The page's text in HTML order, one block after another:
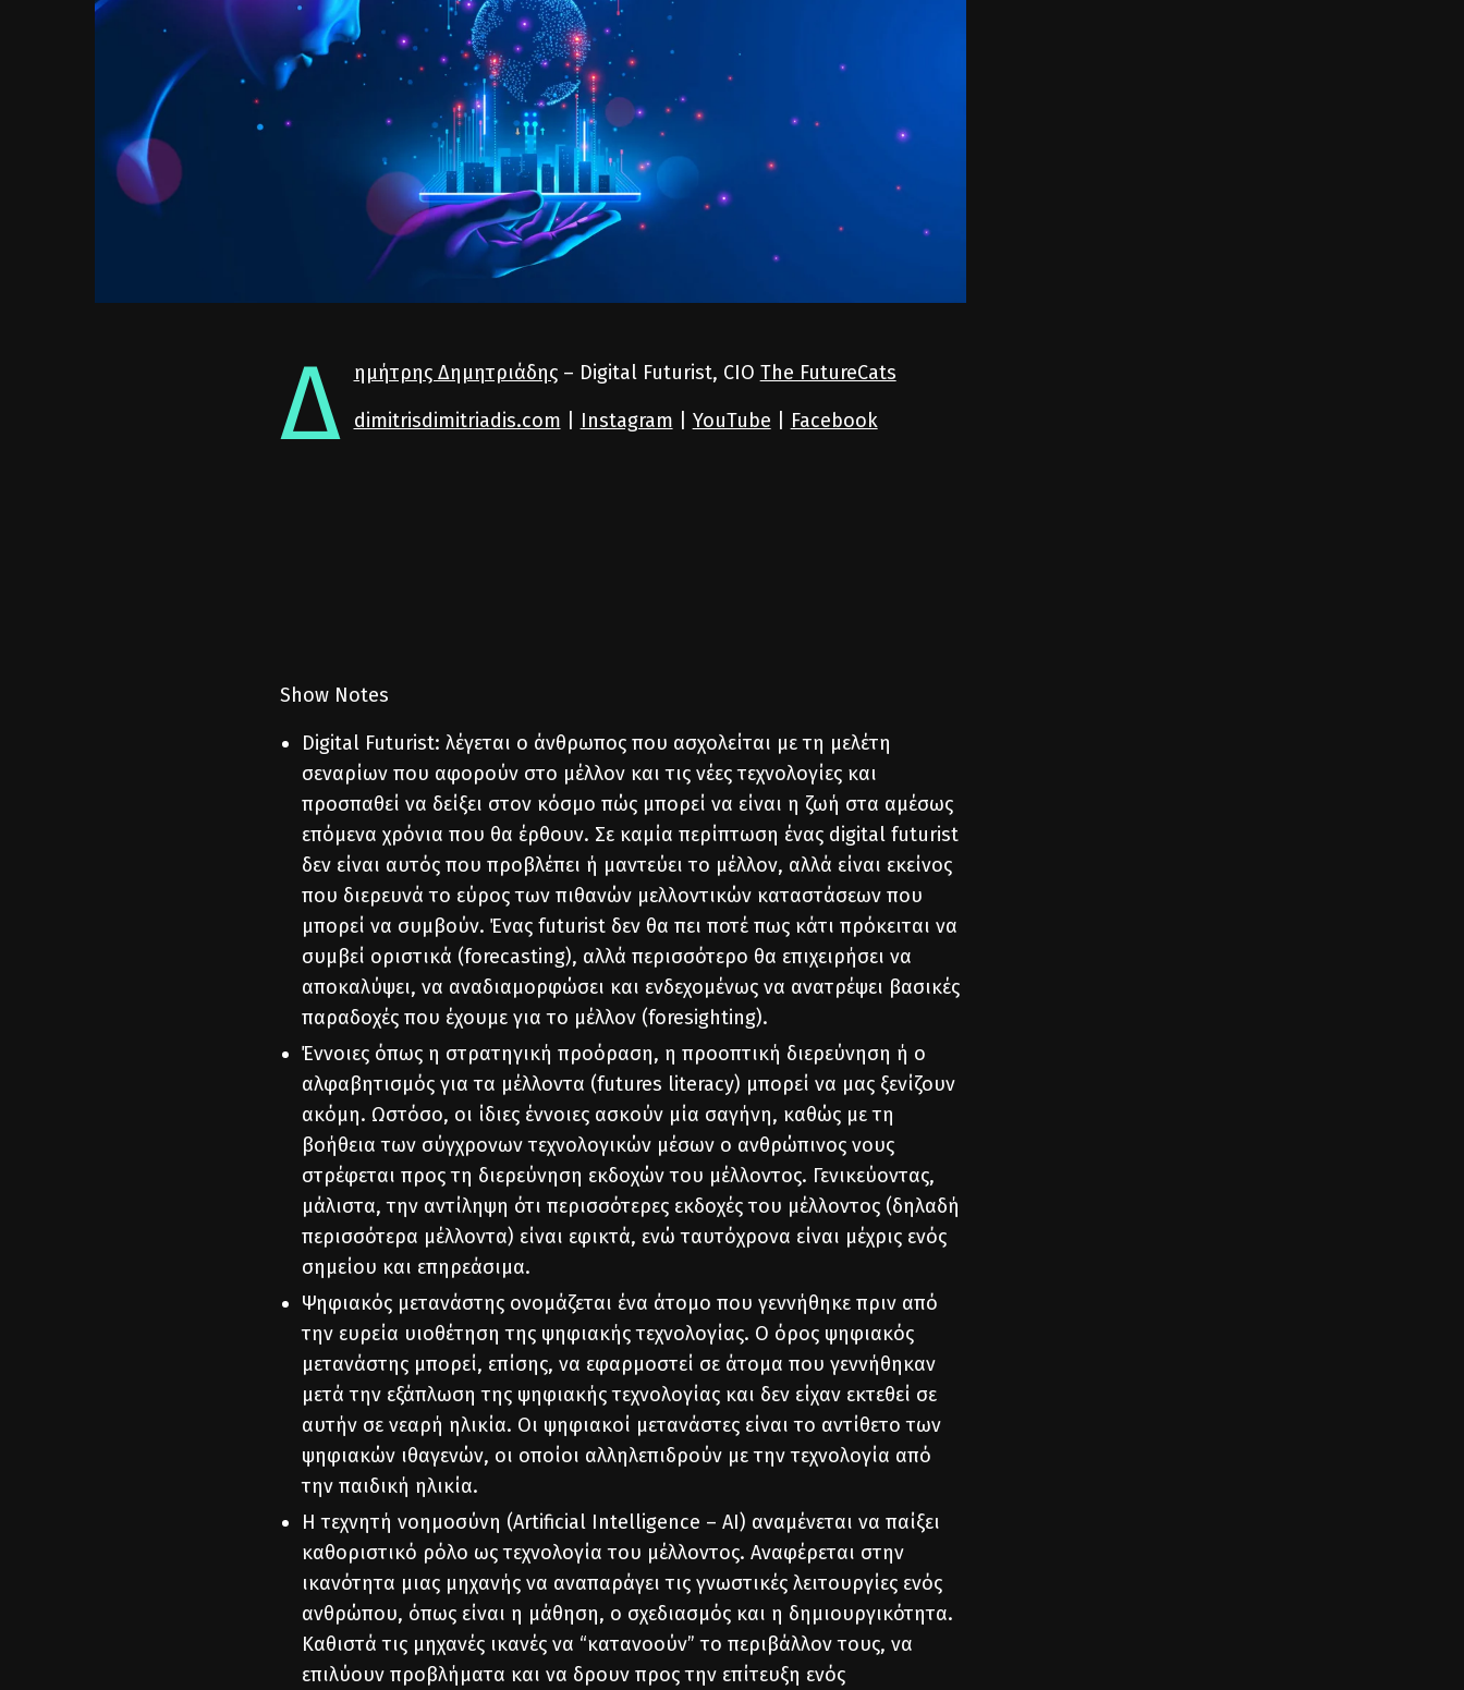
Δ ημήτρης Δημητριάδης– Digital Futurist, CIO The FutureCats
dimitrisdimitriadis.com
Instagram YouTube Facebook
Show Notes
Digital Futurist: λέγεται ο άνθρωπος που ασχολείται με τη μελέτη
σεναρίων που αφορούν στο μέλλον και τις νέες τεχνολογίες και
προσπαθεί να δείξει στον κόσμο πώς μπορεί να είναι η ζωή στα αμέσως
επόμενα χρόνια που θα έρθουν. Σε καμία περίπτωση ένας digital futurist
δεν είναι αυτός που προβλέπει ή μαντεύει το μέλλον, αλλά είναι εκείνος
που διερευνά το εύρος των πιθανών μελλοντικών καταστάσεων που
μπορεί να συμβούν. Ένας futurist δεν θα πει ποτέ πως κάτι πρόκειται να
συμβεί οριστικά (forecasting), αλλά περισσότερο θα επιχειρήσει να
αποκαλύψει, να αναδιαμορφώσει και ενδεχομένως να ανατρέψει βασικές
παραδοχές που έχουμε για το μέλλον (foresighting).
Έννοιες όπως η στρατηγική προόραση, η προοπτική διερεύνηση ή ο
αλφαβητισμός για τα μέλλοντα (futures literacy) μπορεί να μας ξενίζουν
ακόμη. Ωστόσο, οι ίδιες έννοιες ασκούν μία σαγήνη, καθώς με τη
βοήθεια των σύγχρονων τεχνολογικών μέσων ο ανθρώπινος νους
στρέφεται προς τη διερεύνηση εκδοχών του μέλλοντος. Γενικεύοντας,
μάλιστα, την αντίληψη ότι περισσότερες εκδοχές του μέλλοντος (δηλαδή
περισσότερα μέλλοντα) είναι εφικτά, ενώ ταυτόχρονα είναι μέχρις ενός
σημείου και επηρεάσιμα.
Ψηφιακός μετανάστης ονομάζεται ένα άτομο που γεννήθηκε πριν από
την ευρεία υιοθέτηση της ψηφιακής τεχνολογίας. Ο όρος ψηφιακός
μετανάστης μπορεί, επίσης, να εφαρμοστεί σε άτομα που γεννήθηκαν
μετά την εξάπλωση της ψηφιακής τεχνολογίας και δεν είχαν εκτεθεί σε
αυτήν σε νεαρή ηλικία. Οι ψηφιακοί μετανάστες είναι το αντίθετο των
ψηφιακών ιθαγενών, οι οποίοι αλληλεπιδρούν με την τεχνολογία από
την παιδική ηλικία.
Η τεχνητή νοημοσύνη (Artificial Intelligence – ΑΙ) αναμένεται να παίξει
καθοριστικό ρόλο ως τεχνολογία του μέλλοντος. Αναφέρεται στην
ικανότητα μιας μηχανής να αναπαράγει τις γνωστικές λειτουργίες ενός
ανθρώπου, όπως είναι η μάθηση, ο σχεδιασμός και η δημιουργικότητα.
Καθιστά τις μηχανές ικανές να “κατανοούν” το περιβάλλον τους, να
επιλύουν προβλήματα και να δρουν προς την επίτευξη ενός